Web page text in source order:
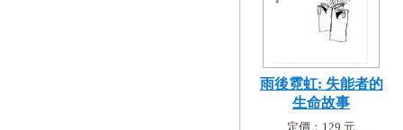
雨後霓虹: 失能者的
生命故事
定價：129 元